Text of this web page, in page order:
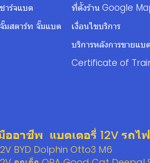
าร์จแบต
มสตาร์ท จั๊มแบต
ที่ตั้งร้าน Google
เงื่อนไขบริการ
บริการหลังการขายแบ
Certificate of
ออาชีพ แบตเตอรี่ 12V รถไ
BYD Dolphin Otto3 M6